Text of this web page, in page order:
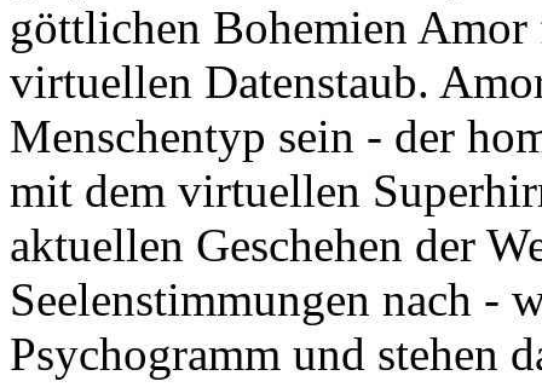
göttlichen Bohemien
virtuellen Datenstaub.
Menschentyp sein - der
mit dem virtuellen
aktuellen Geschehen der
Seelenstimmungen nach -
Psychogramm und stehen